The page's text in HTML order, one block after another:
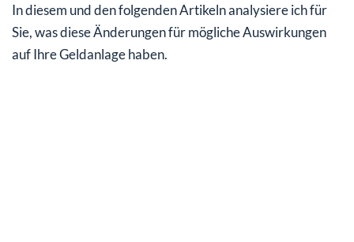
Wiederholen sich jetzt frühere Misserfolge?
In diesem und den folgenden Artikeln analysiere ich für
Sie, was diese Änderungen für mögliche Auswirkungen
auf Ihre Geldanlage haben.